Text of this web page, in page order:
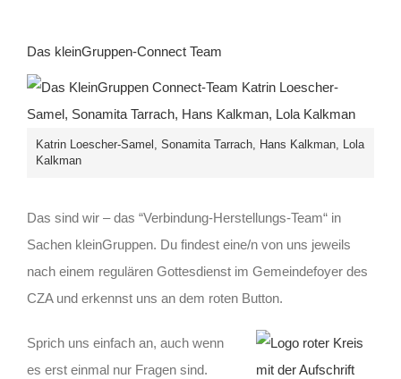
Das kleinGruppen-Connect Team
Katrin Loescher-Samel, Sonamita Tarrach, Hans Kalkman, Lola
Kalkman
Das sind wir – das “Verbindung-Herstellungs-Team“ in
Sachen kleinGruppen. Du findest eine/n von uns jeweils
nach einem regulären Gottesdienst im Gemeindefoyer des
CZA und erkennst uns an dem roten Button.
Sprich uns einfach an, auch wenn
es erst einmal nur Fragen sind.